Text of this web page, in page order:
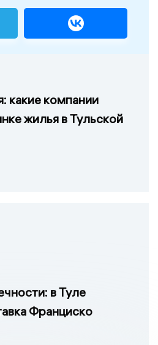
какие компании
жилья в Тульской
в Туле
Франциско